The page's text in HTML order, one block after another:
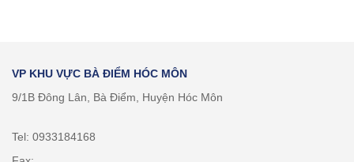
VP KHU VỰC BÀ ĐIỂM HÓC MÔN
9/1B Đông Lân, Bà Điểm, Huyện Hóc Môn
Tel: 0933184168